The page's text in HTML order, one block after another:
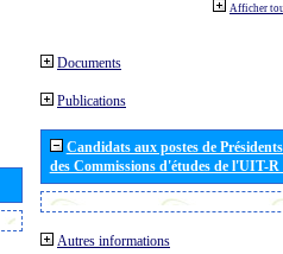
Afficher
Documents
Publications
Candidats aux postes de
des Commissions d'études de l'UIT-
Autres informations